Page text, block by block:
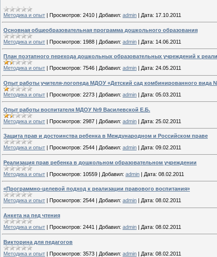
Методика и опыт | Просмотров: 2410 | Добавил: admin | Дата: 17.10.2011
Основная общеобразовательная программа дошкольного образования
Методика и опыт | Просмотров: 1988 | Добавил: admin | Дата: 14.06.2011
План поэтапного перехода дошкольных образовательных учреждений к
Методика и опыт | Просмотров: 7546 | Добавил: admin | Дата: 24.05.2011
Опыт работы учителя-логопеда МДОУ «Детский сад комбинированного вида
Методика и опыт | Просмотров: 2273 | Добавил: admin | Дата: 05.03.2011
Опыт работы воспитателя МДОУ №9 Василевской Е.Б.
Методика и опыт | Просмотров: 2987 | Добавил: admin | Дата: 25.02.2011
Защита прав и достоинства ребенка в Международном и Российском праве
Методика и опыт | Просмотров: 2544 | Добавил: admin | Дата: 09.02.2011
Реализация прав ребенка в дошкольном образовательном учреждении
Методика и опыт | Просмотров: 10559 | Добавил: admin | Дата: 08.02.2011
«Программно-целевой подход к реализации правового воспитания»
Методика и опыт
Просмотров: 2544 Добавил: admin Дата: 08.02.2011
Анкета на пед чтения
Методика и опыт | Просмотров: 2441 | Добавил: admin | Дата: 08.02.2011
Викторина для педагогов
Методика и опыт | Просмотров: 3573 | Добавил: admin | Дата: 08.02.2011